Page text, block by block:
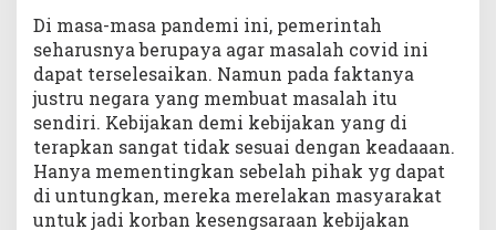
Di masa-masa pandemi ini, pemerintah
seharusnya berupaya agar masalah covid ini
dapat terselesaikan. Namun pada faktanya
justru negara yang membuat masalah itu
sendiri. Kebijakan demi kebijakan yang di
terapkan sangat tidak sesuai dengan keadaaan.
Hanya mementingkan sebelah pihak yg dapat
di untungkan, mereka merelakan masyarakat
untuk jadi korban kesengsaraan kebijakan